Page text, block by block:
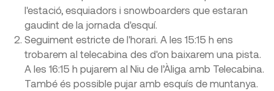
l'estació, esquiadors i snowboarders que estaran
gaudint de la jornada d'esquí.
Seguiment estricte de l'horari. A les 15:15 h ens
trobarem al telecabina des d'on baixarem una pista.
A les 16:15 h pujarem al Niu de l’Àliga amb Telecabina.
També és possible pujar amb esquís de muntanya.